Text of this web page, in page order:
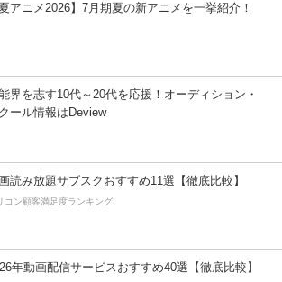
夏アニメ2026】7月期夏の新アニメを一挙紹介！
界を志す10代～20代を応援！オーディション・
ール情報はDeview
読み放題サブスクおすすめ11選【徹底比較】
コン顧客満足度ランキング
年動画配信サービスおすすめ40選【徹底比較】